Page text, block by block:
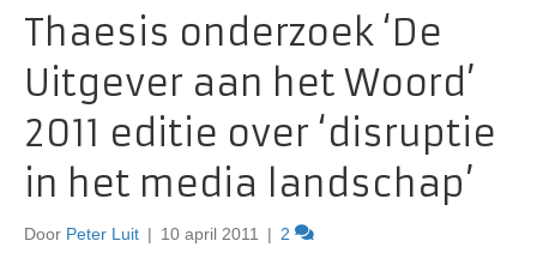
Thaesis onderzoek ‘De
Uitgever aan het Woord’
2011 editie over ‘disruptie
in het media landschap’
Door Peter Luit | 10 april 2011 | 2